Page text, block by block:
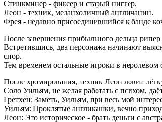
Стинкминер - фиксер и старый ниггер.
Леон - техник, меланхоличный англичанин.
Фрея - недавно присоединившийся к банде
После завершения прибыльного дельца
Встретившись, два персонажа начинают
спор.
Тем временем остальные игроки в неролевом
После хромирования, техник Леон ловит
Соло Уильям, не желая работать с психом,
Гретхен: Заметь, Уильям, при весь мой
Уильям: Проклятые англикашки, вечно
Леон: Это историческое - брать деньги с